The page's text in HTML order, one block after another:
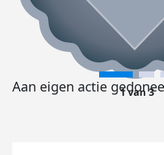
Aan eigen actie 1 van 3